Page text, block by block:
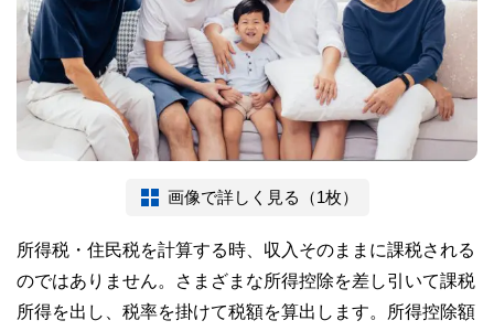
画像で詳しく見る（1枚）
所得税・住民税を計算する時、収入そのままに課税される
のではありません。さまざまな所得控除を差し引いて課税
所得を出し、税率を掛けて税額を算出します。所得控除額